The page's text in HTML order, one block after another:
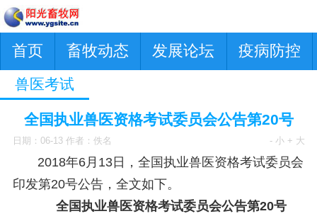
首页 畜牧动态 发展论坛 疫病防控
兽医考试
全国执业兽医资格考试委员会公告第20号
日期：06-13 作者：佚名 - 小 + 大
2018年6月13日，全国执业兽医资格考试委员会
印发第20号公告，全文如下。
全国执业兽医资格考试委员会公告第20号